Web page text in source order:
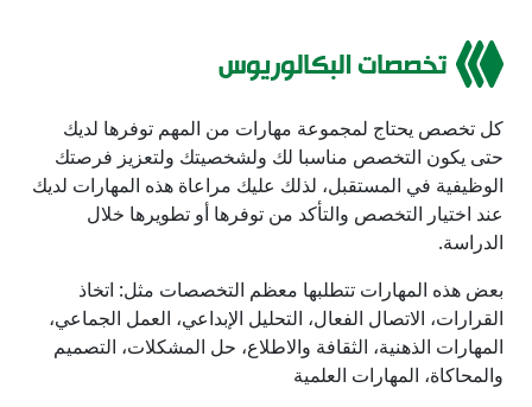
تخصصات البكالوريوس
كل تخصص يحتاج لمجموعة مهارات من المهم توفرها لديك
حتى يكون التخصص مناسبا لك ولشخصيتك ولتعزيز فرصتك
الوظيفية في المستقبل، لذلك عليك مراعاة هذه المهارات لديك
عند اختيار التخصص والتأكد من توفرها أو تطويرها خلال
الدراسة.
بعض هذه المهارات تتطلبها معظم التخصصات مثل: اتخاذ
القرارات، الاتصال الفعال، التحليل الإبداعي، العمل الجماعي،
المهارات الذهنية، الثقافة والاطلاع، حل المشكلات، التصميم
والمحاكاة، المهارات العلمية